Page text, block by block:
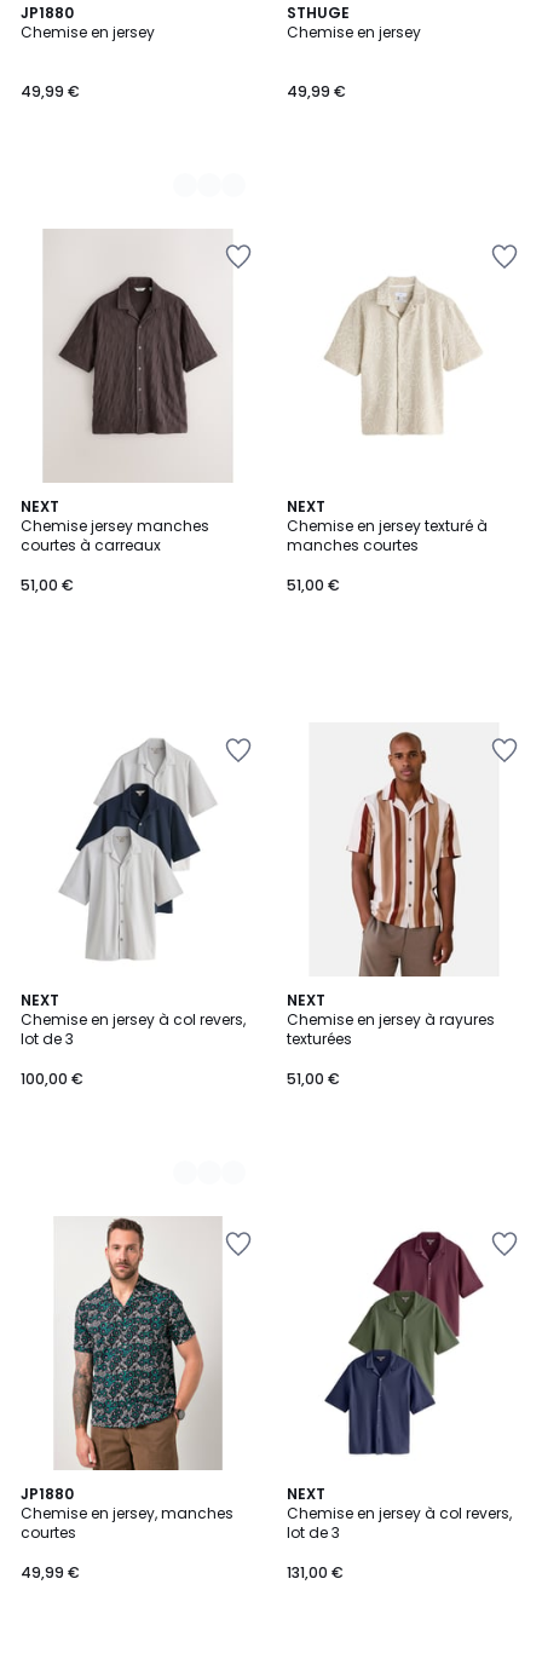
JP1880
Chemise en jersey
49,99 €
3
Couleurs
STHUGE
Chemise en jersey
49,99 €
NEXT
Chemise jersey manches
courtes à carreaux
51,00 €
NEXT
Chemise en jersey texturé à
manches courtes
51,00 €
NEXT
Chemise en jersey à col revers,
lot de 3
100,00 €
4
Couleurs
NEXT
Chemise en jersey à rayures
texturées
51,00 €
JP1880
Chemise en jersey, manches
courtes
49,99 €
NEXT
Chemise en jersey à col revers,
lot de 3
131,00 €